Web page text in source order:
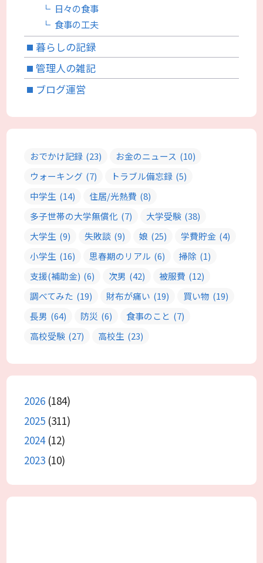
日々の食事
食事の工夫
暮らしの記録
管理人の雑記
ブログ運営
おでかけ記録 (23) お金のニュース (10)
ウォーキング (7) トラブル備忘録 (5)
中学生 (14) 住居/光熱費 (8)
多子世帯の大学無償化 (7) 大学受験 (38)
大学生 (9) 失敗談 (9) 娘 (25) 学費貯金 (4)
小学生 (16) 思春期のリアル (6) 掃除 (1)
支援(補助金) (6) 次男 (42) 被服費 (12)
調べてみた (19) 財布が痛い (19) 買い物 (19)
長男 (64) 防災 (6) 食事のこと (7)
高校受験 (27) 高校生 (23)
2026 (184)
2025 (311)
2024(12)
2023 (10)